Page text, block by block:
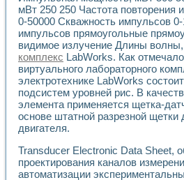
мВт 250 250 Частота повторения
0-50000 Скважность импульсов
импульсов прямоугольные
видимое излучение Длины
комплекс LabWorks. Как
виртуального лабораторного
электротехнике LabWorks
подсистем уровней рис. В
элемента применяется щетка-
основе штатной разрезной щетки
двигателя.
Transducer Electronic Data Sheet,
проектирования каналов
автоматизации